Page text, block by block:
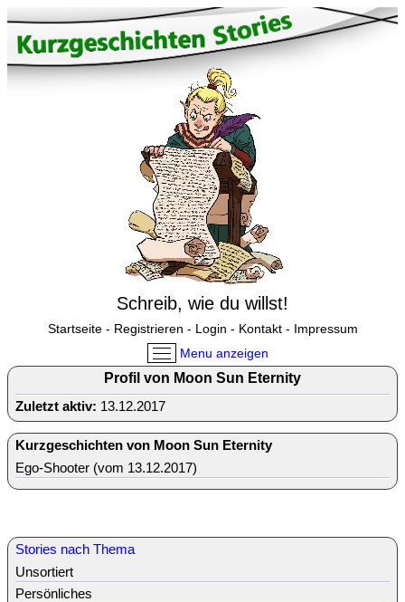
Schreib, wie du willst!
Startseite- Registrieren - Login - Kontakt- Impressum
Menu anzeigen
Profil von Moon Sun Eternity
Zuletzt aktiv: 13.12.2017
Kurzgeschichten von Moon Sun Eternity
Ego-Shooter (vom 13.12.2017)
Stories nach Thema
Unsortiert
Persönliches